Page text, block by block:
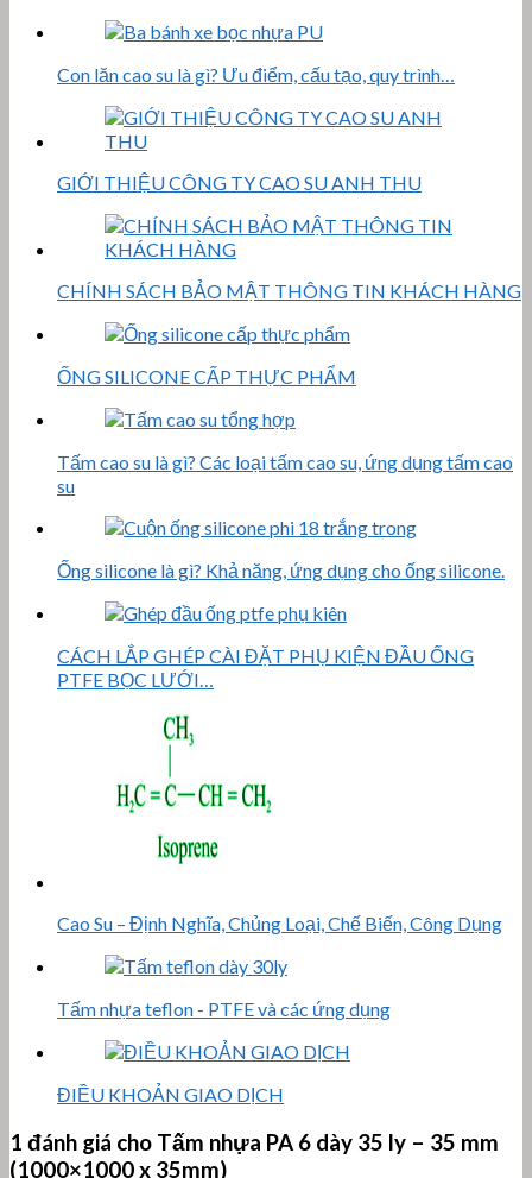
Con lăn cao su là gì? Ưu điểm, cấu tạo, quy trình…
GIỚI THIỆU CÔNG TY CAO SU ANH THU
CHÍNH SÁCH BẢO MẬT THÔNG TIN KHÁCH HÀNG
ỐNG SILICONE CẤP THỰC PHẨM
Tấm cao su là gì? Các loại tấm cao su, ứng dụng tấm cao
su
Ống silicone là gì? Khả năng, ứng dụng cho ống silicone.
CÁCH LẮP GHÉP CÀI ĐẶT PHỤ KIỆN ĐẦU ỐNG
PTFE BỌC LƯỚI…
Cao Su – Định Nghĩa, Chủng Loại, Chế Biến, Công Dụng
Tấm nhựa teflon - PTFE và các ứng dụng
ĐIỀU KHOẢN GIAO DỊCH
1 đánh giá cho Tấm nhựa PA 6 dày 35 ly – 35 mm
(1000×1000 x 35mm)